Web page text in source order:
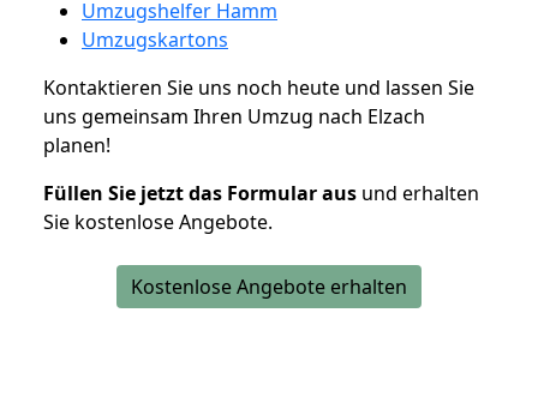
Umzugshelfer Hamm
Umzugskartons
Kontaktieren Sie uns noch heute und lassen Sie
uns gemeinsam Ihren Umzug nach Elzach
planen!
Füllen Sie jetzt das Formular aus und erhalten
Sie kostenlose Angebote.
Kostenlose Angebote erhalten